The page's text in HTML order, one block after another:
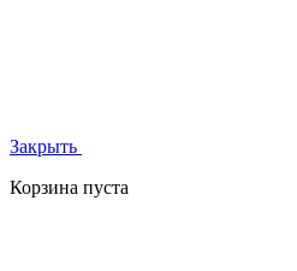
Закрыть
Корзина пуста